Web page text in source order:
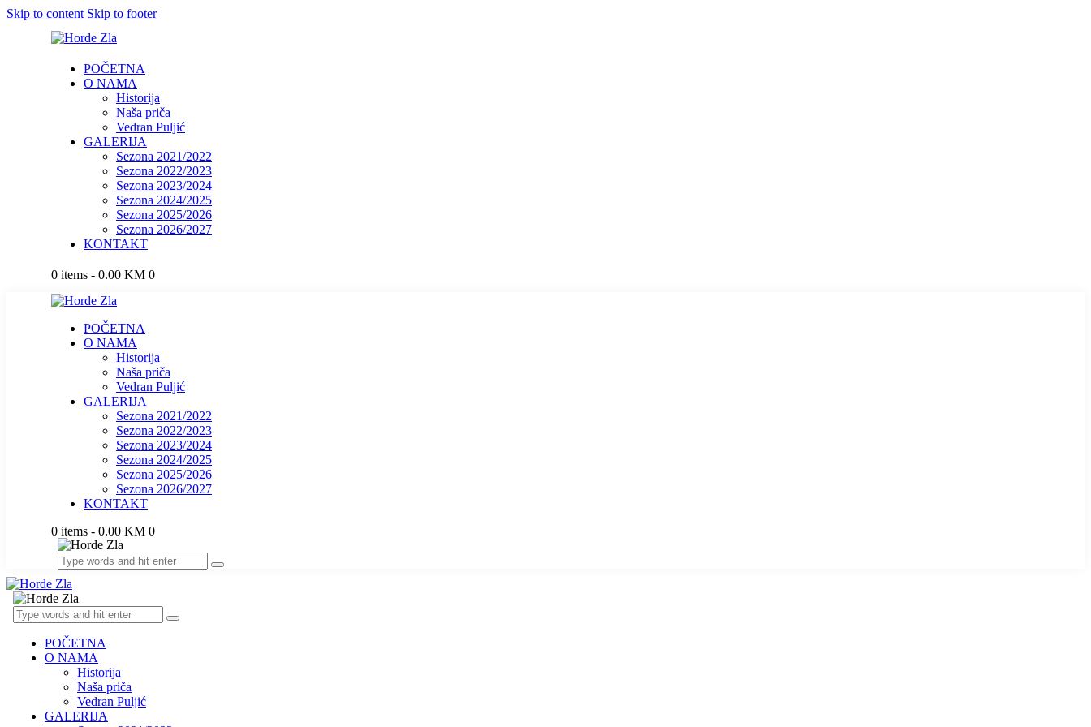
Skip to content Skip to footer
POČETNA
O NAMA
Historija
Naša priča
Vedran Puljić
GALERIJA
Sezona 2021/2022
Sezona 2022/2023
Sezona 2023/2024
Sezona 2024/2025
Sezona 2025/2026
Sezona 2026/2027
KONTAKT
0 items - 0.00 KM 0
POČETNA
O NAMA
Historija
Naša priča
Vedran Puljić
GALERIJA
Sezona 2021/2022
Sezona 2022/2023
Sezona 2023/2024
Sezona 2024/2025
Sezona 2025/2026
Sezona 2026/2027
KONTAKT
0 items - 0.00 KM 0
POČETNA
O NAMA
Historija
Naša priča
Vedran Puljić
GALERIJA